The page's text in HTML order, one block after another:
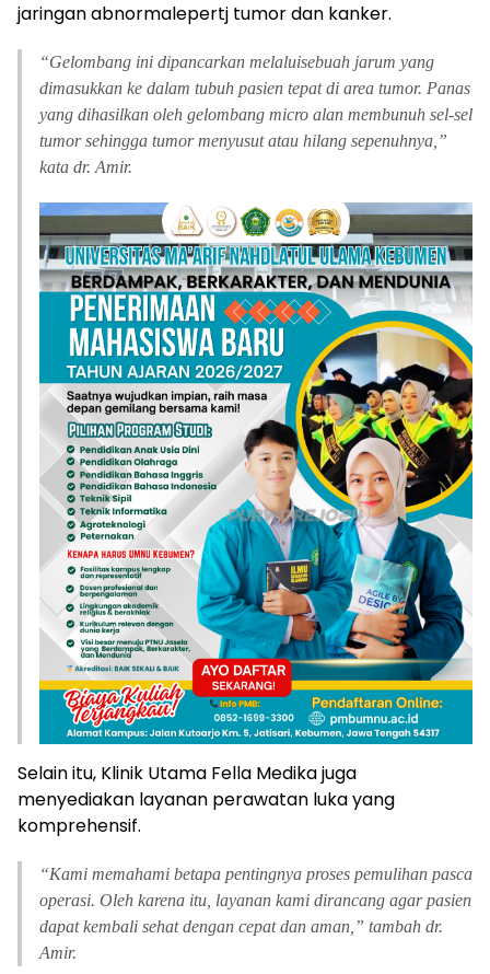
jaringan abnormalepertj tumor dan kanker.
“Gelombang ini dipancarkan melaluisebuah jarum yang
dimasukkan ke dalam tubuh pasien tepat di area tumor. Panas
yang dihasilkan oleh gelombang micro alan membunuh sel-sel
tumor sehingga tumor menyusut atau hilang sepenuhnya,”
kata dr. Amir.
Selain itu, Klinik Utama Fella Medika juga
menyediakan layanan perawatan luka yang
komprehensif.
“Kami memahami betapa pentingnya proses pemulihan pasca
operasi. Oleh karena itu, layanan kami dirancang agar pasien
dapat kembali sehat dengan cepat dan aman,” tambah dr.
Amir.